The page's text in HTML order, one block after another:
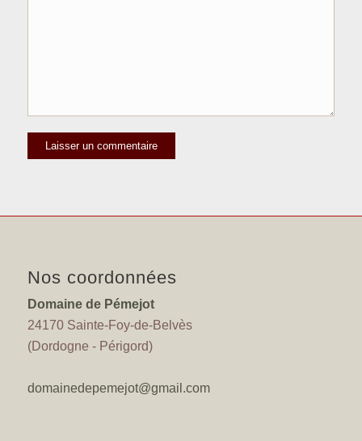
Nos coordonnées
Domaine de Pémejot
24170 Sainte-Foy-de-Belvès
(Dordogne - Périgord)
domainedepemejot@gmail.com